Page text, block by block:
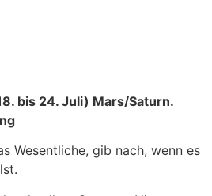
bis 24. Juli) Mars/Saturn.
Wesentliche, gib nach, wenn es